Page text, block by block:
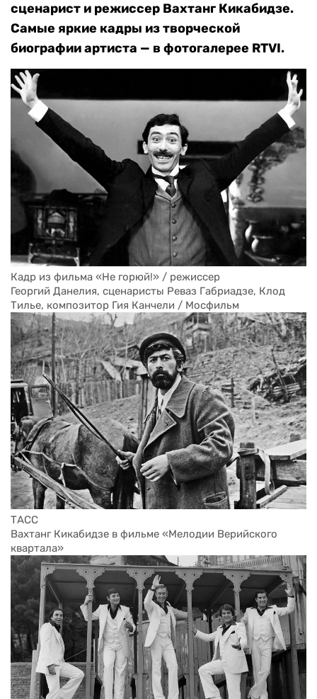
сценарист и режиссер Вахтанг Кикабидзе.
Самые яркие кадры из творческой
биографии артиста — в фотогалерее RTVI.
Кадр из фильма «Не горюй!» / режиссер
Георгий Данелия, сценаристы Реваз Габриадзе, Клод
Тилье, композитор Гия Канчели / Мосфильм
ТАСС
Вахтанг Кикабидзе в фильме «Мелодии Верийского
квартала»